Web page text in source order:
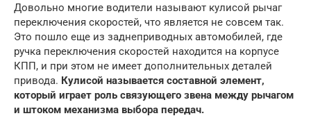
Довольно многие водители называют кулисой рычаг
переключения скоростей, что является не совсем так.
Это пошло еще из заднеприводных автомобилей, где
ручка переключения скоростей находится на корпусе
КПП, и при этом не имеет дополнительных деталей
привода. Кулисой называется составной элемент,
который играет роль связующего звена между рычагом
и штоком механизма выбора передач.